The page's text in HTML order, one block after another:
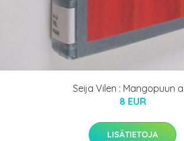
Seija Vilen : Mangopuun
8 EUR
LISÄTIETOJA